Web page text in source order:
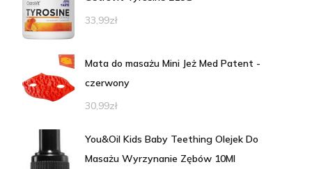
33,99zł
Mata do masażu Mini Jeż Med Patent -
czerwony
30,99zł
You&Oil Kids Baby Teething Olejek Do
Masażu Wyrzynanie Zębów 10Ml